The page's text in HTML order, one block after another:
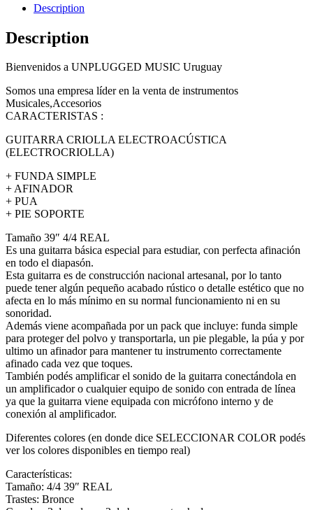
Description
Description
Bienvenidos a UNPLUGGED MUSIC Uruguay
Somos una empresa líder en la venta de instrumentos
Musicales,Accesorios
CARACTERISTAS :
GUITARRA CRIOLLA ELECTROACÚSTICA
(ELECTROCRIOLLA)
+ FUNDA SIMPLE
+ AFINADOR
+ PUA
+ PIE SOPORTE
Tamaño 39″ 4/4 REAL
Es una guitarra básica especial para estudiar, con perfecta afinación
en todo el diapasón.
Esta guitarra es de construcción nacional artesanal, por lo tanto
puede tener algún pequeño acabado rústico o detalle estético que no
afecta en lo más mínimo en su normal funcionamiento ni en su
sonoridad.
Además viene acompañada por un pack que incluye: funda simple
para proteger del polvo y transportarla, un pie plegable, la púa y por
ultimo un afinador para mantener tu instrumento correctamente
afinado cada vez que toques.
También podés amplificar el sonido de la guitarra conectándola en
un amplificador o cualquier equipo de sonido con entrada de línea
ya que la guitarra viene equipada con micrófono interno y de
conexión al amplificador.
Diferentes colores (en donde dice SELECCIONAR COLOR podés
ver los colores disponibles en tiempo real)
Características:
Tamaño: 4/4 39″ REAL
Trastes: Bronce